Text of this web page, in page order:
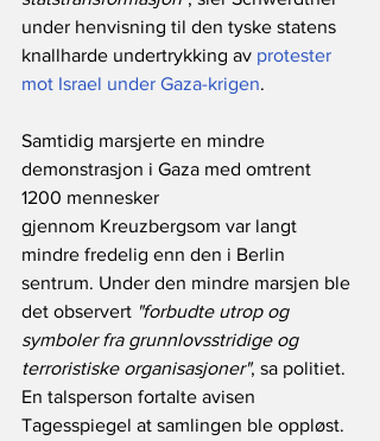
under henvisning til den tyske statens
knallharde undertrykking av protester
mot Israel under Gaza-krigen.
Samtidig marsjerte en mindre
demonstrasjon i Gaza med omtrent
1200 mennesker
gjennom Kreuzbergsom var langt
mindre fredelig enn den i Berlin
sentrum. Under den mindre marsjen ble
det observert "forbudte utrop og
symboler fra grunnlovsstridige og
terroristiske organisasjoner", sa politiet.
En talsperson fortalte avisen
Tagesspiegel at samlingen ble oppløst.